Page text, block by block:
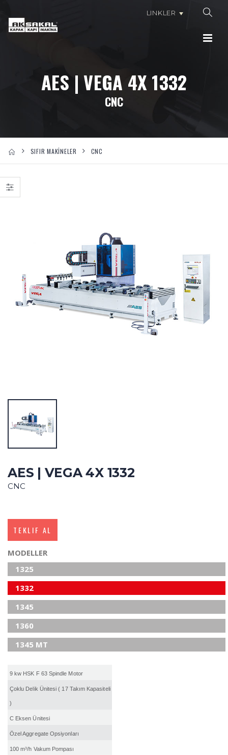
LINKLER
AES | VEGA 4X 1332
CNC
SIFIR MAKİNELER CNC
AES | VEGA 4X 1332
CNC
TEKLIF AL
MODELLER
1325
1332
1345
1360
1345 MT
9 kw HSK F 63 Spindle Motor
Çoklu Delik Ünitesi ( 17 Takım Kapasiteli
)
C Eksen Ünitesi
Özel Aggregate Opsiyonları
100 m³/h Vakum Pompası